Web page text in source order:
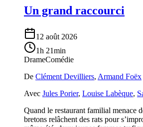
Un grand raccourci
12 août 2026
1h 21min
DrameComédie
De Clément Devilliers, Armand Foëx
Avec Jules Porier, Louise Labèque,
Quand le restaurant familial menace
bretons relâchent des rats pour